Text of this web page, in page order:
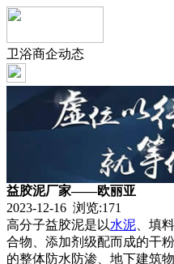
卫浴商企动态
益胶泥厂家——欧丽亚
2023-12-16 浏览:171
高分子益胶泥是以水泥 、填
合物、添加剂级配而成的干粉
的整体防水防渗、地下建筑物